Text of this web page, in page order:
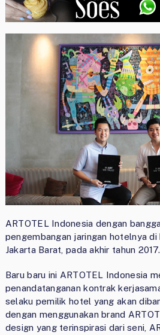
ARTOTEL Indonesia dengan
pengembangan jaringan hotelnya di
Jakarta Barat, pada akhir tahun 2017.
Baru baru ini ARTOTEL Indonesia
penandatanganan kontrak
selaku pemilik hotel yang akan
dengan menggunakan brand
design yang terinspirasi dari seni,